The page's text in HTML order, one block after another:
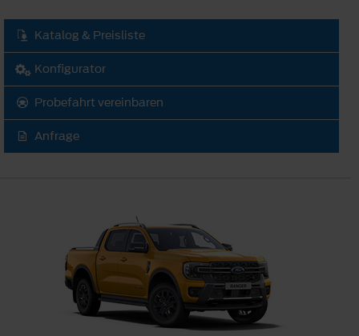
Katalog & Preisliste
Konfigurator
Probefahrt vereinbaren
Anfrage